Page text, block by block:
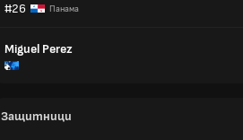
#26
Панама
Miguel Perez
Защитници